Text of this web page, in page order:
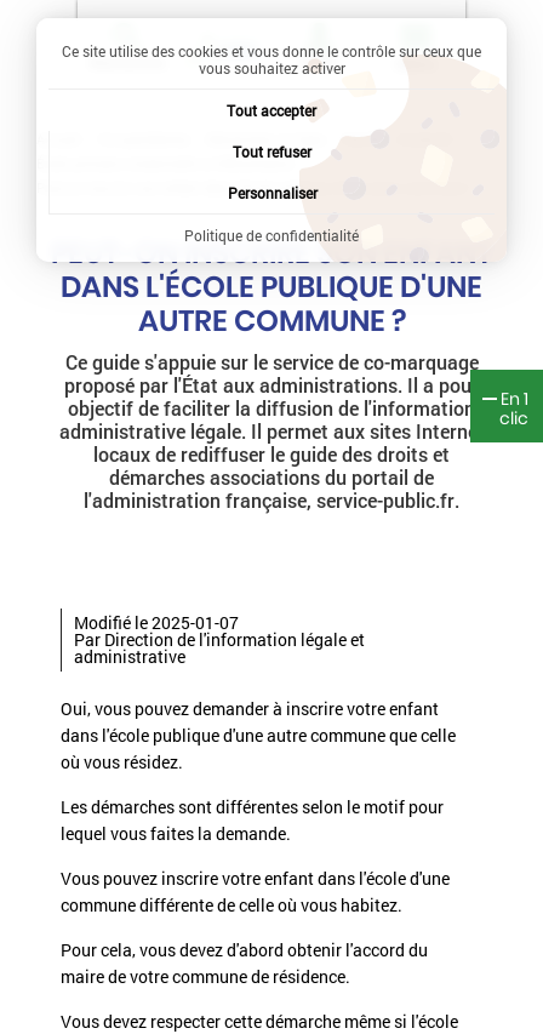
Recherche Profil Menu
En 1
clic
Famille - Scolarité
École primaire (maternelle et élémentaire)
Peut-on inscrire son enfant dans l'école publique d'une autre commune ?
PEUT-ON INSCRIRE SON ENFANT
DANS L'ÉCOLE PUBLIQUE D'UNE
AUTRE COMMUNE ?
Ce guide s'appuie sur le service de co-marquage
proposé par l'État aux administrations. Il a pour
objectif de faciliter la diffusion de l'information
administrative légale. Il permet aux sites Internet
locaux de rediffuser le guide des droits et
démarches associations du portail de
l'administration française, service-public.fr.
Modifié le 2025-01-07
Par Direction de l'information légale et
administrative
Oui, vous pouvez demander à inscrire votre enfant
dans l'école publique d'une autre commune que celle
où vous résidez.
Les démarches sont différentes selon le motif pour
lequel vous faites la demande.
Vous pouvez inscrire votre enfant dans l'école d'une
commune différente de celle où vous habitez.
Pour cela, vous devez d'abord obtenir l'accord du
maire de votre commune de résidence.
Vous devez respecter cette démarche même si l'école
Ce site utilise des cookies et vous donne le contrôle sur ceux que
vous souhaitez activer
Tout accepter
Tout refuser
Personnaliser
Politique de confidentialité